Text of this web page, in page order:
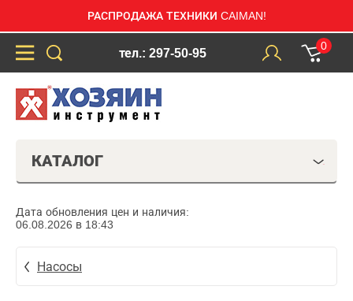
РАСПРОДАЖА ТЕХНИКИ CAIMAN!
тел.: 297-50-95
0
КАТАЛОГ
Дата обновления цен и наличия:
06.08.2026 в 18:43
Насосы